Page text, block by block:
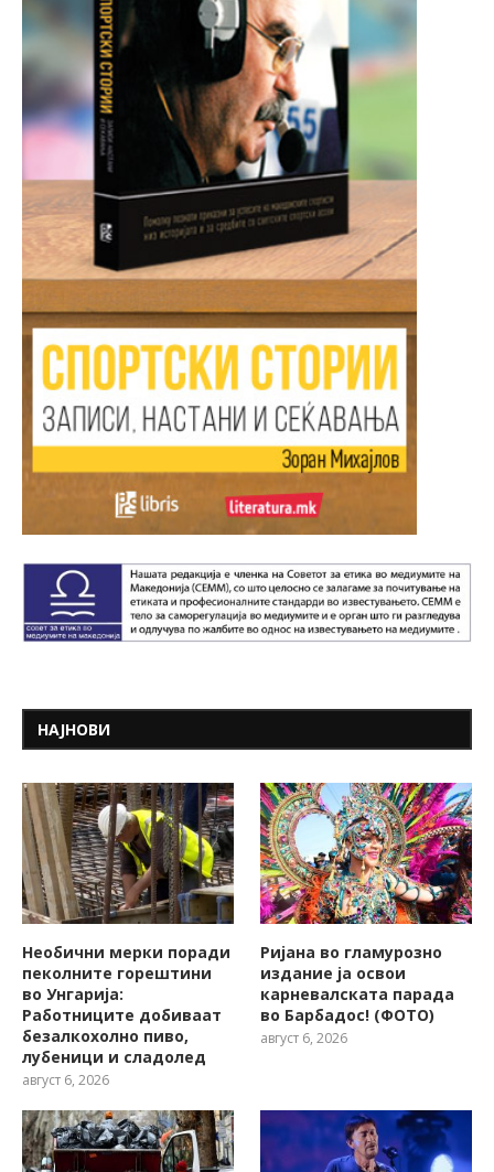
НАЈНОВИ
Необични мерки поради
пеколните горештини
во Унгарија:
Работниците добиваат
безалкохолно пиво,
лубеници и сладолед
август 6, 2026
Ријана во гламурозно
издание ја освои
карневалската парада
во Барбадос! (ФОТО)
август 6, 2026